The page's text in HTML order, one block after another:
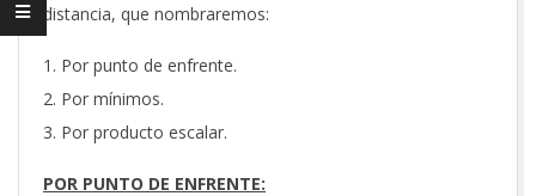
distancia, que nombraremos:
Por punto de enfrente.
Por mínimos.
Por producto escalar.
POR PUNTO DE ENFRENTE: